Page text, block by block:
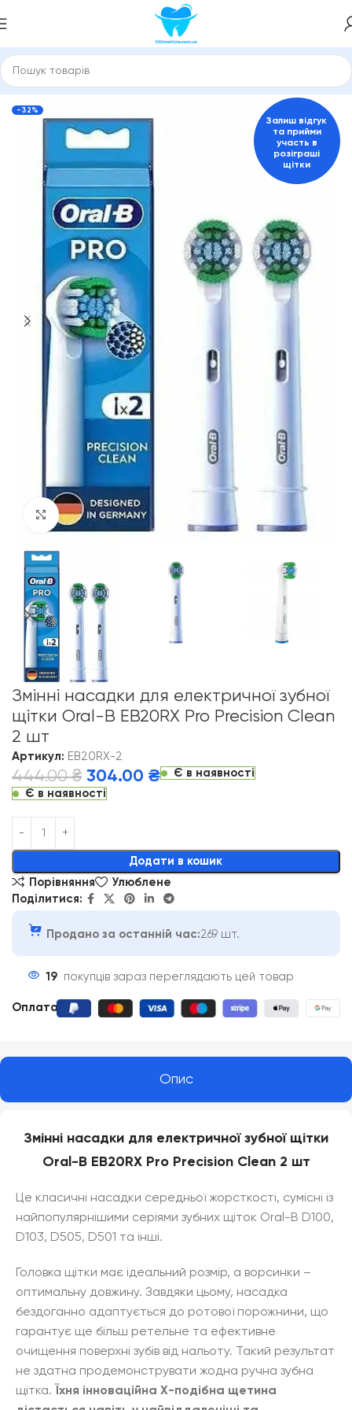
Головна Насадки для зубної щітки, іригатора ORAL-B
-32%
Click to enlarge
Залиш відгук
та прийми
участь в
розіграші
щітки
Змінні насадки для електричної зубної
щітки Oral-B EB20RX Pro Precision Clean
2 шт
Артикул: EB20RX-2
444.00₴ 304.00 ₴
Є в наявності
Є в наявності
Додати в кошик
Alternative:
Порівняння
Улюблене
Поділитися:
Продано за останній час:269 шт.
19 покупців зараз переглядають цей товар
Оплата
Опис
Змінні насадки для електричної зубної щітки
Oral-B EB20RX Pro Precision Clean 2 шт
Це класичні насадки середньої жорсткості, сумісні із
найпопулярнішими серіями зубних щіток Oral-B D100,
D103, D505, D501 та інші.
Головка щітки має ідеальний розмір, а ворсинки –
оптимальну довжину. Завдяки цьому, насадка
бездоганно адаптується до ротової порожнини, що
гарантує ще більш ретельне та ефективне
очищення поверхні зубів від нальоту. Такий результат
не здатна продемонструвати жодна ручна зубна
щітка. Їхня інноваційна Х-подібна щетина